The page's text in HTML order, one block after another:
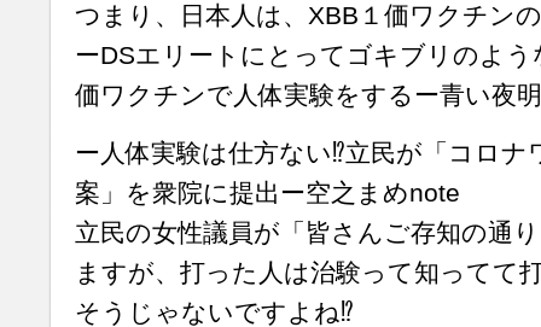
つまり、日本人は、XBB１価ワクチン
ーDSエリートにとってゴキブリのよう
価ワクチンで人体実験をするー青い夜
ー人体実験は仕方ない⁉︎立民が「コロナ
案」を衆院に提出ー空之まめnote
立民の女性議員が「皆さんご存知の通
ますが、打った人は治験って知ってて
そうじゃないですよね⁉︎